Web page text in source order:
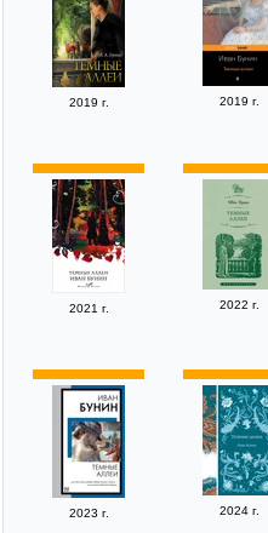
2019 г. 2019 г.
2021 г. 2022 г.
2023 г. 2024 г.